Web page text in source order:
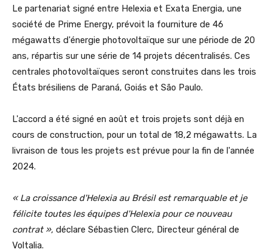
Le partenariat signé entre Helexia et Exata Energia, une
société de Prime Energy, prévoit la fourniture de 46
mégawatts d'énergie photovoltaïque sur une période de 20
ans, répartis sur une série de 14 projets décentralisés. Ces
centrales photovoltaïques seront construites dans les trois
États brésiliens de Paraná, Goiás et São Paulo.
L'accord a été signé en août et trois projets sont déjà en
cours de construction, pour un total de 18,2 mégawatts. La
livraison de tous les projets est prévue pour la fin de l'année
2024.
« La croissance d'Helexia au Brésil est remarquable et je
félicite toutes les équipes d'Helexia pour ce nouveau
contrat », déclare Sébastien Clerc, Directeur général de
Voltalia.